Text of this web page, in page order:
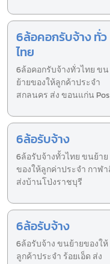
6ล้อคอกรับจ้าง ทั่ว
ไทย
6ล้อคอกรับจ้างทั่วไทย ขน
ย้ายของให้ลูกค้าประจำ
สกลนคร ส่ง ขอนแก่น
6ล้อรับจ้าง
6ล้อรับจ้างทั้วไทย ขนย้าย
ของให้ลูกค่าประจำ กาฬ
ส่งบ้านโป่งราชบุรี
6ล้อรับจ้าง
6ล้อรับจ้าง ขนย้ายของให้
ลูกค้าประจำ ร้อยเอ็ด ส่ง